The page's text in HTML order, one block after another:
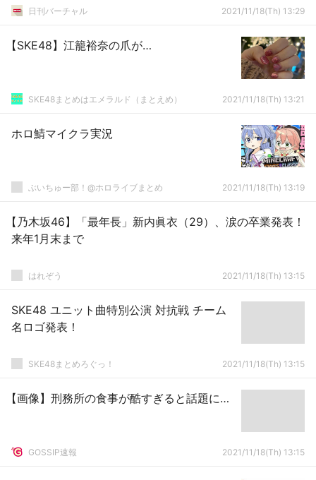
日刊バーチャル 2021/11/18(Th) 13:29
【SKE48】江籠裕奈の爪が…
SKE48まとめはエメラルド（まとえめ） 2021/11/18(Th) 13:21
ホロ鯖マイクラ実況
ぶいちゅー部！@ホロライブまとめ 2021/11/18(Th) 13:19
【乃木坂46】「最年長」新内眞衣（29）、涙の卒業発表！
来年1月末まで
はれぞう 2021/11/18(Th) 13:15
SKE48 ユニット曲特別公演 対抗戦 チーム
名ロゴ発表！
SKE48まとめろぐっ！ 2021/11/18(Th) 13:15
【画像】刑務所の食事が酷すぎると話題に…
GOSSIP速報 2021/11/18(Th) 13:15